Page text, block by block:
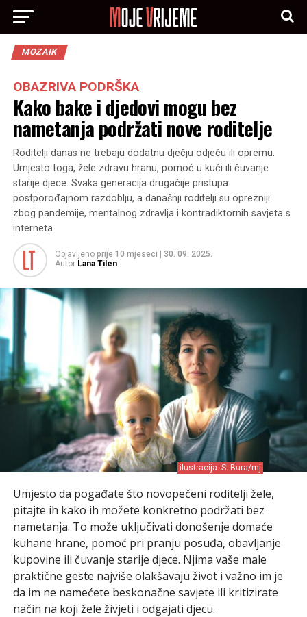
MOZAIK
OBAZRIVA PODRŠKA
Kako bake i djedovi mogu bez
nametanja podržati nove roditelje
Roditelji danas ne trebaju dodatnu dječju odjeću ili opremu.
Umjesto toga, žele zdravu hranu, pomoć u kući ili čuvanje
starije djece. Svaka generacija drugačije pristupa
postporođajnom razdoblju, a današnji roditelji su oprezniji
zbog pandemije, mentalnog zdravlja i kontradiktornih savjeta s
interneta.
Objavljeno prije 10 mjeseci
30. 09. 2025.
Autor Lana Tilen
ilustracija: S. Bura/mj
Umjesto da pogađate što novopečeni roditelji žele,
pitajte ih kako ih možete konkretno podržati bez
nametanja. To može uključivati donošenje domaće
kuhane hrane, pomoć pri pranju posuđa, obavljanje
kupovine ili čuvanje starije djece. Njima vaše male
praktične geste najviše olakšavaju život i važno im je
da im ne namećete beskonačne savjete ili kritizirate
način na koji žele živjeti i odgajati djecu.